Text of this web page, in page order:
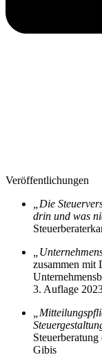
Veröffentlichungen
„Die
drin und was
zusammen mit
3. Auflage
Gibis